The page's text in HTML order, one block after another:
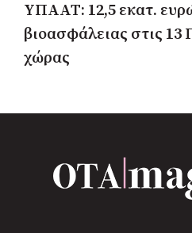
ΥΠΑΑΤ: 12,5 εκατ.
βιοασφάλειας στις 13
χώρας